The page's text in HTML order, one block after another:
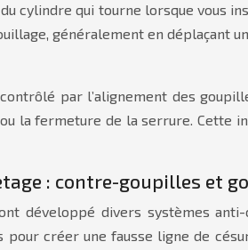
cylindre qui tourne lorsque vous
généralement en déplaçant
par l’alignement des
la fermeture de la serrure. Cette
: contre-goupilles et
développé divers systèmes
pour créer une fausse ligne de